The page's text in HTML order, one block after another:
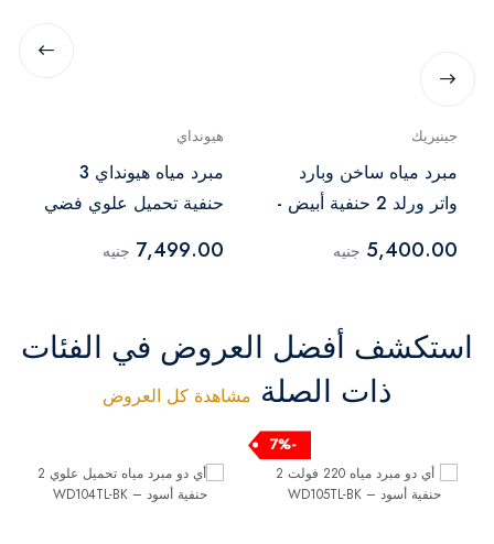
جينيريك
مبرد مياه ساخن وبارد
واتر ورلد 2 حنفية أبيض -
5,400.00 جنيه
هيونداي
مبرد مياه هيونداي 3
حنفية تحميل علوي فضي
7,499.00 جنيه
استكشف أفضل العروض في الفئات
ذات الصلة مشاهدة كل العروض
-7%